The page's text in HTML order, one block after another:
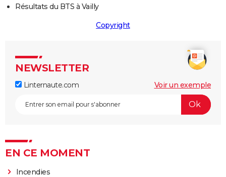
Résultats du BTS à Vailly
Copyright
NEWSLETTER
Linternaute.com Voir un exemple
EN CE MOMENT
Incendies